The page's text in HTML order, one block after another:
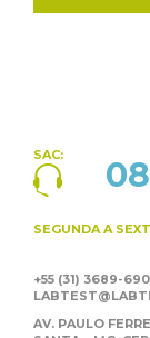
SAC:
SEGUNDA A
+55 (31) 3689-
AV. PAULO